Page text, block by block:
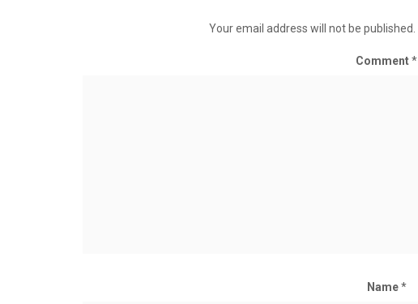
Your email address will not be published.
Comment*
Name*